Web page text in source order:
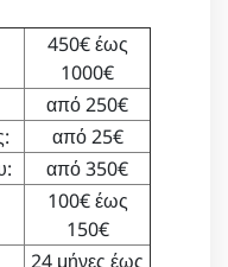
450€ έως
1000€
από 250€
από 25€
από 350€
100€ έως
150€
24 μήνες έως